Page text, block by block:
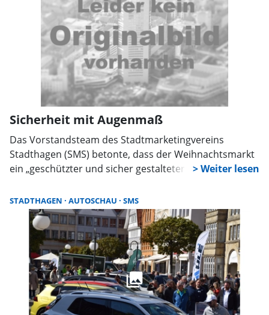
Sicherheit mit Augenmaß
Das Vorstandsteam des Stadtmarketingvereins
Stadthagen (SMS) betonte, dass der Weihnachtsmarkt
ein „geschützter und sicher gestalteter
Sicherheitskonzept wurde in enger Zusammenarbeit
mit der Stadtverwaltung entwickelt und umgesetzt“,
heißt es in einer Pressemitteilung.
STADTHAGEN AUTOSCHAU SMS